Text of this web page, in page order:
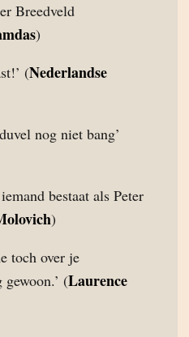
Breedveld
)
(Nederlandse
nog niet bang’
bestaat als Peter
)
toch over je
(Laurence